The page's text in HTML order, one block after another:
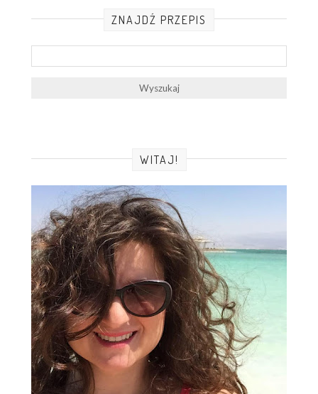
ZNAJDŹ PRZEPIS
WITAJ!